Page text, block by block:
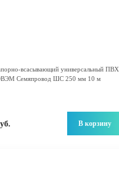
всасывающий универсальный ПВХ
Семяпровод ШС 250 мм 10 м
В корзину